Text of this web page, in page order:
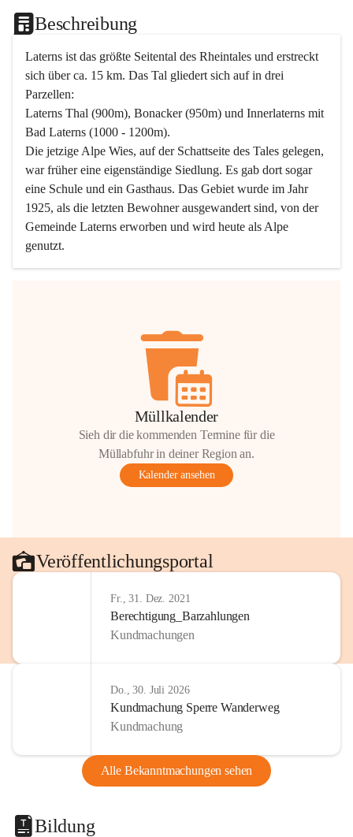
Beschreibung
Laterns ist das größte Seitental des Rheintales und erstreckt
sich über ca. 15 km. Das Tal gliedert sich auf in drei
Parzellen:
Laterns Thal (900m), Bonacker (950m) und Innerlaterns mit
Bad Laterns (1000 - 1200m).
Die jetzige Alpe Wies, auf der Schattseite des Tales gelegen,
war früher eine eigenständige Siedlung. Es gab dort sogar
eine Schule und ein Gasthaus. Das Gebiet wurde im Jahr
1925, als die letzten Bewohner ausgewandert sind, von der
Gemeinde Laterns erworben und wird heute als Alpe
genutzt.
Müllkalender
Sieh dir die kommenden Termine für die
Müllabfuhr in deiner Region an.
Kalender ansehen
Veröffentlichungsportal
Fr., 31. Dez. 2021
Berechtigung_Barzahlungen
Kundmachungen
Do., 30. Juli 2026
Kundmachung Sperre Wanderweg
Kundmachung
Alle Bekanntmachungen sehen
Bildung